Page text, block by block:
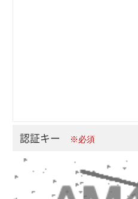
認証キー ※必須